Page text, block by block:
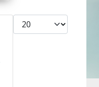
Tételek #